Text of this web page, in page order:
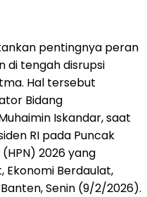
pentingnya peran
di tengah disrupsi
Hal tersebut
Bidang
Iskandar, saat
RI pada Puncak
2026 yang
Ekonomi Berdaulat,
Senin (9/2/2026).